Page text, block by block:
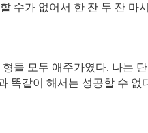
수가 없어서 한 잔 두 잔 마
형들 모두 애주가였다. 나는
똑같이 해서는 성공할 수 없